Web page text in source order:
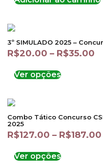
3º SIMULADO 2025 –
R$20.00 – R$35.00
Ver opções
Combo Tático Concurso
2025
R$127.00 – R$187.00
Ver opções